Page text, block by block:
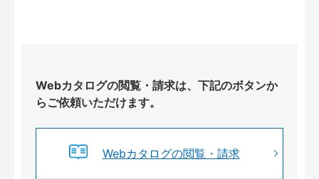
Webカタログの閲覧・請求は、下記のボタンか
らご依頼いただけます。
Webカタログの閲覧・請求